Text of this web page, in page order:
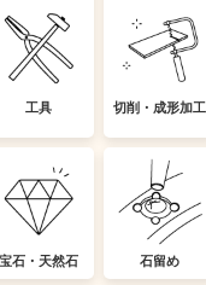
工具 切削・成形加工
宝石・天然石 石留め